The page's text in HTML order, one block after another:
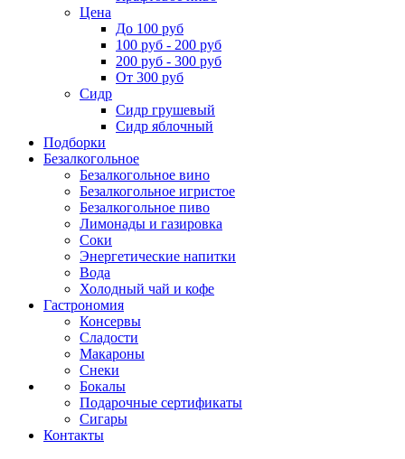
Цена
До 100 руб
100 руб - 200 руб
200 руб - 300 руб
От 300 руб
Сидр
Сидр грушевый
Сидр яблочный
Подборки
Безалкогольное
Безалкогольное вино
Безалкогольное игристое
Безалкогольное пиво
Лимонады и газировка
Соки
Энергетические напитки
Вода
Холодный чай и кофе
Гастрономия
Консервы
Сладости
Макароны
Снеки
Бокалы
Подарочные сертификаты
Сигары
Контакты